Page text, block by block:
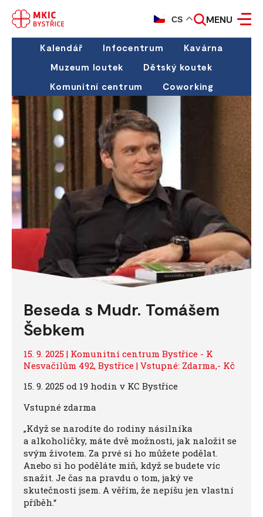
CS MENU
Kalendář Infocentrum
Kavárna
Muzeum loutek
Dětský koutek
Komunitní centrum
Coworking
Beseda s Mudr. Tomášem
Šebkem
15. 9. 2025 | Komunitní centrum Bystřice - K
Nesvačilům 492, Bystřice | Vstupné: Zdarma,- Kč
15. 9. 2025 od 19 hodin v KC Bystřice
Vstupné zdarma
„Když se narodíte do rodiny násilníka
a alkoholičky, máte dvě možnosti, jak naložit se
svým životem. Za prvé si ho můžete podělat.
Anebo si ho poděláte míň, když se budete víc
snažit. Je čas na pravdu o tom, jaký ve
skutečnosti jsem. A věřím, že nepíšu jen vlastní
příběh.“